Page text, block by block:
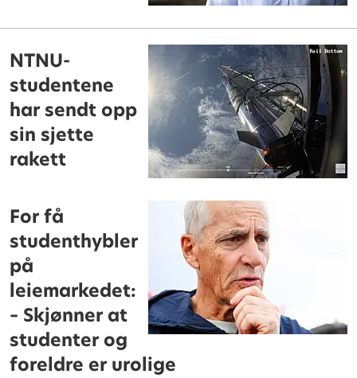
NTNU-
studentene
har sendt opp
sin sjette
rakett
For få
studenthybler
på
leiemarkedet:
– Skjønner at
studenter og
foreldre er urolige